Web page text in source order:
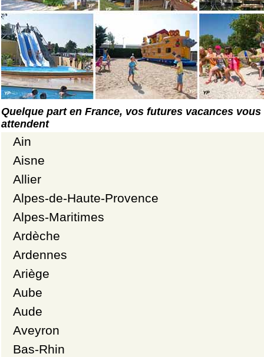
Quelque part en France, vos futures vacances vous
attendent
Ain
Aisne
Allier
Alpes-de-Haute-Provence
Alpes-Maritimes
Ardèche
Ardennes
Ariège
Aube
Aude
Aveyron
Bas-Rhin